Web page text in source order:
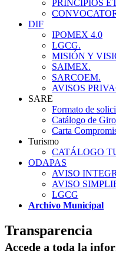
PRINCIPIOS
DIF
IPOMEX 4.0
LGCG.
MISIÓN Y
SAIMEX.
SARCOEM.
AVISOS
SARE
Formato de
Catálogo de
Carta
Turismo
CATÁLOGO
ODAPAS
AVISO
AVISO
LGCG
Archivo Municipal
Transparencia
Accede a toda la